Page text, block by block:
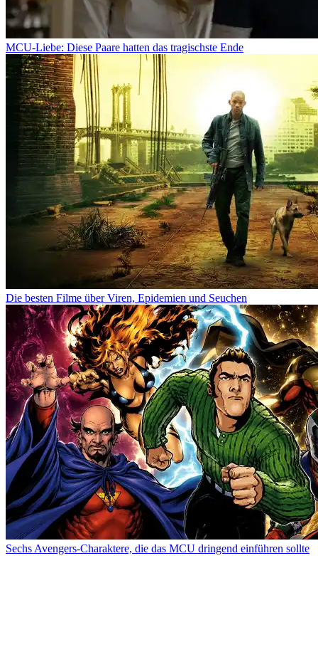
MCU-Liebe: Diese Paare hatten das tragischste Ende
Die besten Filme über Viren, Epidemien und Seuchen
Sechs Avengers-Charaktere, die das MCU dringend einführen sollte